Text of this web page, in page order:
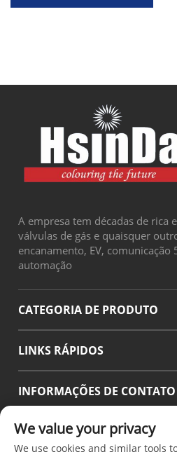
A empresa tem décadas de rica
válvulas de gás e quaisquer
encanamento, EV, comunicação
automação
CATEGORIA DE PRODUTO
LINKS RÁPIDOS
INFORMAÇÕES DE CONTATO
Office add : No.38 Huagang
Modern Industrial Port,Pixian
E-mail: [email protected]
We value your privacy
We use cookies and similar tools